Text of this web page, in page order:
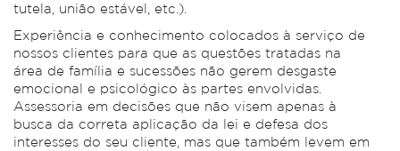
tutela, união estável, etc.).
Experiência e conhecimento colocados à serviço de
nossos clientes para que as questões tratadas na
área de família e sucessões não gerem desgaste
emocional e psicológico às partes envolvidas.
Assessoria em decisões que não visem apenas à
busca da correta aplicação da lei e defesa dos
interesses do seu cliente, mas que também levem em